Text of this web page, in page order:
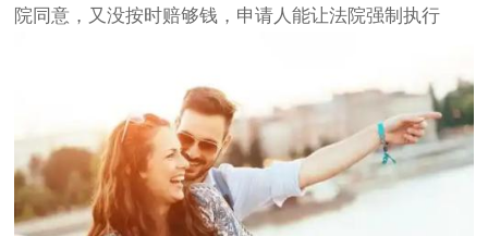
院同意，又没按时赔够钱，申请人能让法院强制执行